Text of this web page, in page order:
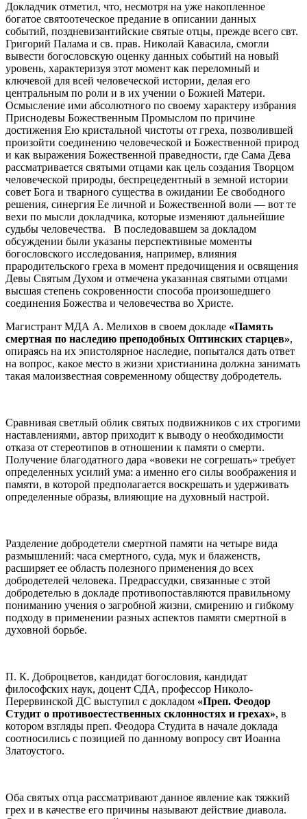
Докладчик отметил, что, несмотря на уже накопленное
богатое святоотеческое предание в описании данных
событий, поздневизантийские святые отцы, прежде всего свт.
Григорий Палама и св. прав. Николай Кавасила, смогли
вывести богословскую оценку данных событий на новый
уровень, характеризуя этот момент как переломный и
ключевой для всей человеческой истории, делая его
центральным по роли и в их учении о Божией Матери.
Осмысление ими абсолютного по своему характеру избрания
Приснодевы Божественным Промыслом по причине
достижения Ею кристальной чистоты от греха, позволившей
произойти соединению человеческой и Божественной природ
и как выражения Божественной праведности, где Сама Дева
рассматривается святыми отцами как цель создания Творцом
человеческой природы, беспрецедентный в земной истории
совет Бога и тварного существа в ожидании Ее свободного
решения, синергия Ее личной и Божественной воли — вот те
вехи по мысли докладчика, которые изменяют дальнейшие
судьбы человечества. В последовавшем за докладом
обсуждении были указаны перспективные моменты
богословского исследования, например, влияния
прародительского греха в момент предочищения и освящения
Девы Святым Духом и отмечена указанная святыми отцами
высшая степень сокровенности способа произошедшего
соединения Божества и человечества во Христе.
Магистрант МДА А. Мелихов в своем докладе «Память
смертная по наследию преподобных Оптинских старцев»,
опираясь на их эпистолярное наследие, попытался дать ответ
на вопрос, какое место в жизни христианина должна занимать
такая малоизвестная современному обществу добродетель.
Сравнивая светлый облик святых подвижников с их строгими
наставлениями, автор приходит к выводу о необходимости
отказа от стереотипов в отношении к памяти о смерти.
Получение благодатного дара «вовеки не согрешать» требует
определенных усилий ума: а именно его силы воображения и
памяти, в которой предполагается воскрешать и удерживать
определенные образы, влияющие на духовный настрой.
Разделение добродетели смертной памяти на четыре вида
размышлений: часа смертного, суда, мук и блаженств,
расширяет ее область полезного применения до всех
добродетелей человека. Предрассудки, связанные с этой
добродетелью в докладе противопоставляются правильному
пониманию учения о загробной жизни, смирению и гибкому
подходу в применении разных аспектов памяти смертной в
духовной борьбе.
П. К. Доброцветов, кандидат богословия, кандидат
философских наук, доцент СДА, профессор Николо-
Перервинской ДС выступил с докладом «Преп. Феодор
Студит о противоестественных склонностях и грехах», в
котором взгляды преп. Феодора Студита в начале доклада
соотносились с позицией по данному вопросу свт Иоанна
Златоустого.
Оба святых отца рассматривают данное явление как тяжкий
грех и в качестве его причины называют действие диавола.